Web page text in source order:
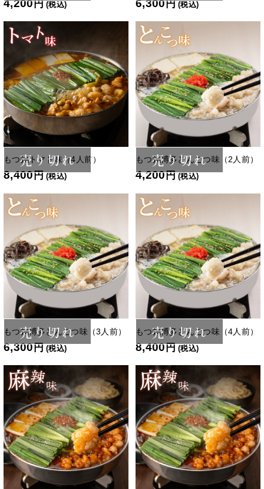
4,200円 (税込) 6,300円 (税込)
売り切れ
もつ鍋トマト味（4人前）
8,400円 (税込)
売り切れ
もつ鍋博多とんこつ味（2人前）
4,200円 (税込)
売り切れ
もつ鍋博多とんこつ味（3人前）
6,300円 (税込)
売り切れ
もつ鍋博多とんこつ味（4人前）
8,400円 (税込)